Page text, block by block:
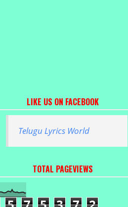
LIKE US ON FACEBOOK
Telugu Lyrics World
TOTAL PAGEVIEWS